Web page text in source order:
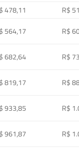
478,11 R$
564,17 R$
682,64 R$
819,17 R$
933,85 R$
961,87 R$